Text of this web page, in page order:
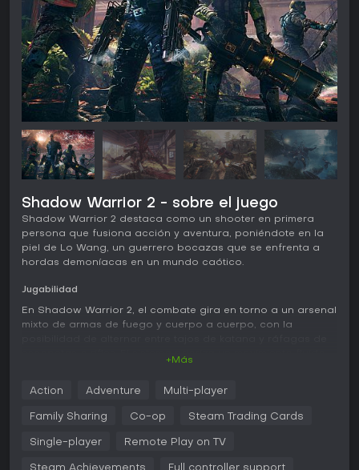
Shadow Warrior 2 - sobre el juego
Shadow Warrior 2 destaca como un shooter en primera
persona que fusiona acción y aventura, poniéndote en la
piel de Lo Wang, un guerrero bocazas que se enfrenta a
hordas demoníacas en un mundo caótico.
Jugabilidad
En Shadow Warrior 2, el combate gira en torno a un arsenal
mixto de armas de fuego y cuerpo a cuerpo, con la
Recoges loot como armas y mejoras, que potencias con
gemas para añadir efectos como daño de fuego o mayor
enemigos, lo que suma estrategia al apuntar a puntos
+Más
Action Adventure Multi-player
Family Sharing Co-op Steam Trading Cards
Single-player Remote Play on TV